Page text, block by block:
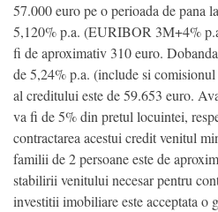
57.000 euro pe o perioada de pana
5,120% p.a. (EURIBOR 3M+4%
fi de aproximativ 310 euro.
de 5,24% p.a. (include si
al creditului este de 59.653 euro.
va fi de 5% din pretul locuintei,
contractarea acestui credit venitul
familii de 2 persoane este de
stabilirii venitului necesar pentru
investitii imobiliare este acceptata o